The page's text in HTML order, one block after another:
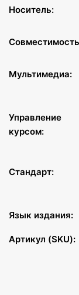
графиков,
зависимости;
законов физики.
ЭДС.
Закон
Носитель:
Мультимедиа:
Управление
курсом:
Стандарт:
Язык издания:
Артикул (SKU):